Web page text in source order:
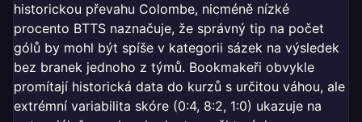
historickou převahu Colombe, nicméně nízké
procento BTTS naznačuje, že správný tip na počet
gólů by mohl být spíše v kategorii sázek na výsledek
bez branek jednoho z týmů. Bookmakeři obvykle
promítají historická data do kurzů s určitou váhou, ale
extrémní variabilita skóre (0:4, 8:2, 1:0) ukazuje na